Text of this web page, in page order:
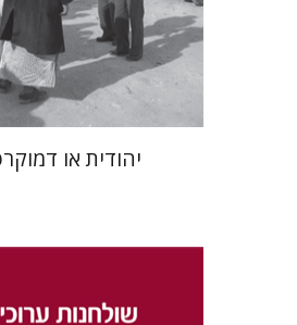
הנחת אתר ספר
$35
$32
יהודית או